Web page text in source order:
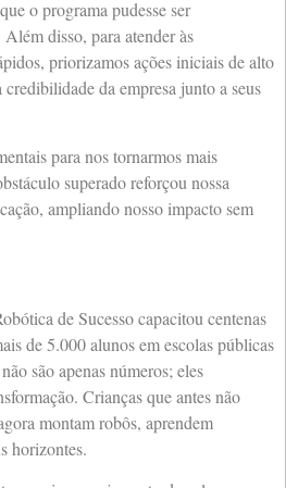
o programa pudesse ser
disso, para atender às
priorizamos ações iniciais de alto
da empresa junto a seus
para nos tornarmos mais
superado reforçou nossa
ampliando nosso impacto sem
de Sucesso capacitou centenas
de 5.000 alunos em escolas públicas
são apenas números; eles
Crianças que antes não
montam robôs, aprendem
horizontes.